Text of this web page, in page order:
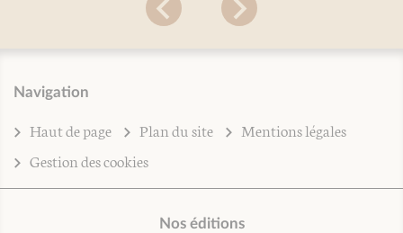
Navigation
Haut de page Plan du site
Mentions légales
Gestion des cookies
Nos éditions